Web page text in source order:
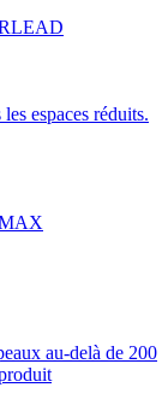
espaces réduits.
au-delà de 200